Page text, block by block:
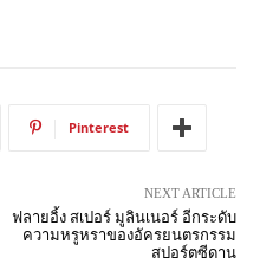
Pinterest
NEXT ARTICLE
ฟลายอิ้ง สเปอร์ มูลินเนอร์ อีกระดับ
ความหรูหราของอัครยนตรกรรม
สปอร์ตซีดาน